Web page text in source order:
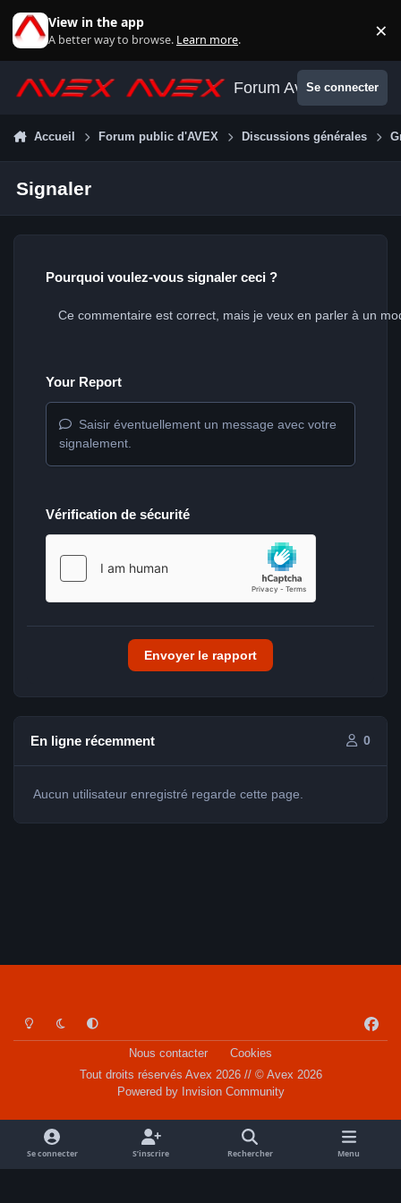
View in the app
A better way to browse. Learn more. ×
Forum AvexSe connecter
Accueil Forum public d'AVEX Discussions générales
Signaler
Pourquoi voulez-vous signaler ceci ?
Your Report
Saisir éventuellement un message avec votre
signalement.
Vérification de sécurité
Envoyer le rapport
En ligne récemment 0
Aucun utilisateur enregistré regarde cette page.
Light ModeDark ModeSystem Preference
a
o
k
Nous contacter
Cookies
Tout droits réservés Avex 2026 // © Avex 2026
Powered by Invision Community
Se connecter S’inscrire Rechercher Menu